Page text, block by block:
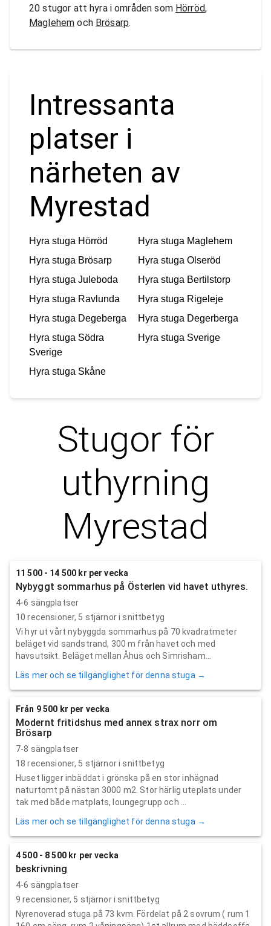
20 stugor att hyra i områden som Hörröd,
Maglehem och Brösarp.
Intressanta
platser i
närheten av
Myrestad
Hyra stuga Hörröd Hyra stuga Maglehem
Hyra stuga Brösarp Hyra stuga Olseröd
Hyra stuga Juleboda Hyra stuga Bertilstorp
Hyra stuga Ravlunda Hyra stuga Rigeleje
Hyra stuga Degeberga Hyra stuga Degerberga
Hyra stuga Södra
Sverige
Hyra stuga Sverige
Hyra stuga Skåne
Stugor för
uthyrning
Myrestad
11 500 - 14 500 kr per vecka
Nybyggt sommarhus på Österlen vid havet uthyres.
4-6 sängplatser
10 recensioner, 5 stjärnor i snittbetyg
Vi hyr ut vårt nybyggda sommarhus på 70 kvadratmeter
beläget vid sandstrand, 300 m från havet och med
havsutsikt. Beläget mellan Åhus och Simrisham...
Läs mer och se tillgänglighet för denna stuga →
Från 9 500 kr per vecka
Modernt fritidshus med annex strax norr om
Brösarp
7-8 sängplatser
18 recensioner, 5 stjärnor i snittbetyg
Huset ligger inbäddat i grönska på en stor inhägnad
naturtomt på nästan 3000 m2. Stor härlig uteplats under
tak med både matplats, loungegrupp och ...
Läs mer och se tillgänglighet för denna stuga →
4 500 - 8 500 kr per vecka
beskrivning
4-6 sängplatser
9 recensioner, 5 stjärnor i snittbetyg
Nyrenoverad stuga på 73 kvm. Fördelat på 2 sovrum ( rum 1